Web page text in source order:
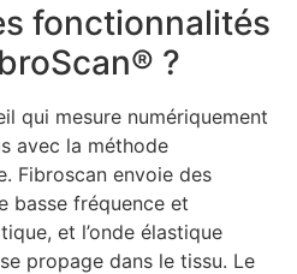
fonctionnalités
?
qui mesure numériquement
avec la méthode
Fibroscan envoie des
basse fréquence et
et l’onde élastique
propage dans le tissu. Le